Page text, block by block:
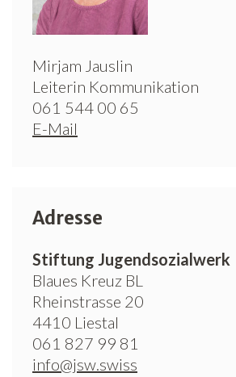
Mirjam Jauslin
Leiterin Kommunikation
061 544 00 65
E-Mail
Adresse
Stiftung Jugendsozialwerk
Blaues Kreuz BL
Rheinstrasse 20
4410 Liestal
061 827 99 81
info@jsw.swiss